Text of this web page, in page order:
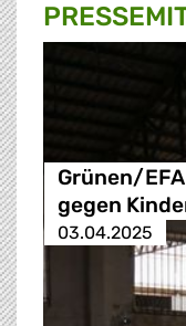
Grünen/
gegen
03.04.2025